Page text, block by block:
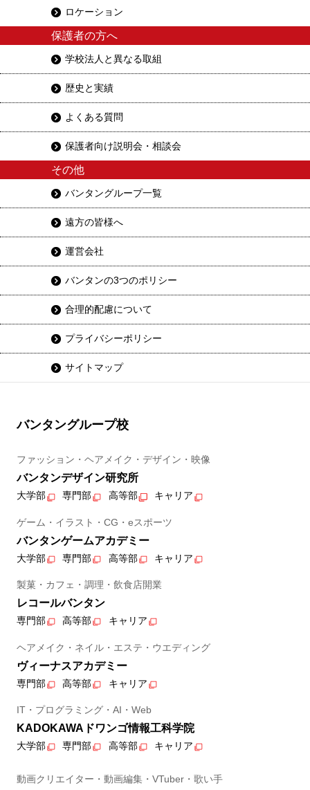
ロケーション
保護者の方へ
学校法人と異なる取組
歴史と実績
よくある質問
保護者向け説明会・相談会
その他
バンタングループ一覧
遠方の皆様へ
運営会社
バンタンの3つのポリシー
合理的配慮について
プライバシーポリシー
サイトマップ
バンタングループ校
ファッション・ヘアメイク・デザイン・映像
バンタンデザイン研究所
大学部 専門部 高等部 キャリア
ゲーム・イラスト・CG・eスポーツ
バンタンゲームアカデミー
大学部 専門部 高等部 キャリア
製菓・カフェ・調理・飲食店開業
レコールバンタン
専門部 高等部 キャリア
ヘアメイク・ネイル・エステ・ウエディング
ヴィーナスアカデミー
専門部 高等部 キャリア
IT・プログラミング・AI・Web
KADOKAWAドワンゴ情報工科学院
大学部 専門部 高等部 キャリア
動画クリエイター・動画編集・VTuber・歌い手